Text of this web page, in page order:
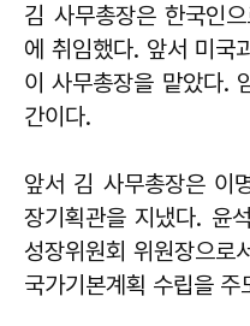
김 사무총장은 한국인
에 취임했다. 앞서 미국
이 사무총장을 맡았다.
간이다.
앞서 김 사무총장은 이
장기획관을 지냈다. 윤
성장위원회 위원장으로
국가기본계획 수립을 주